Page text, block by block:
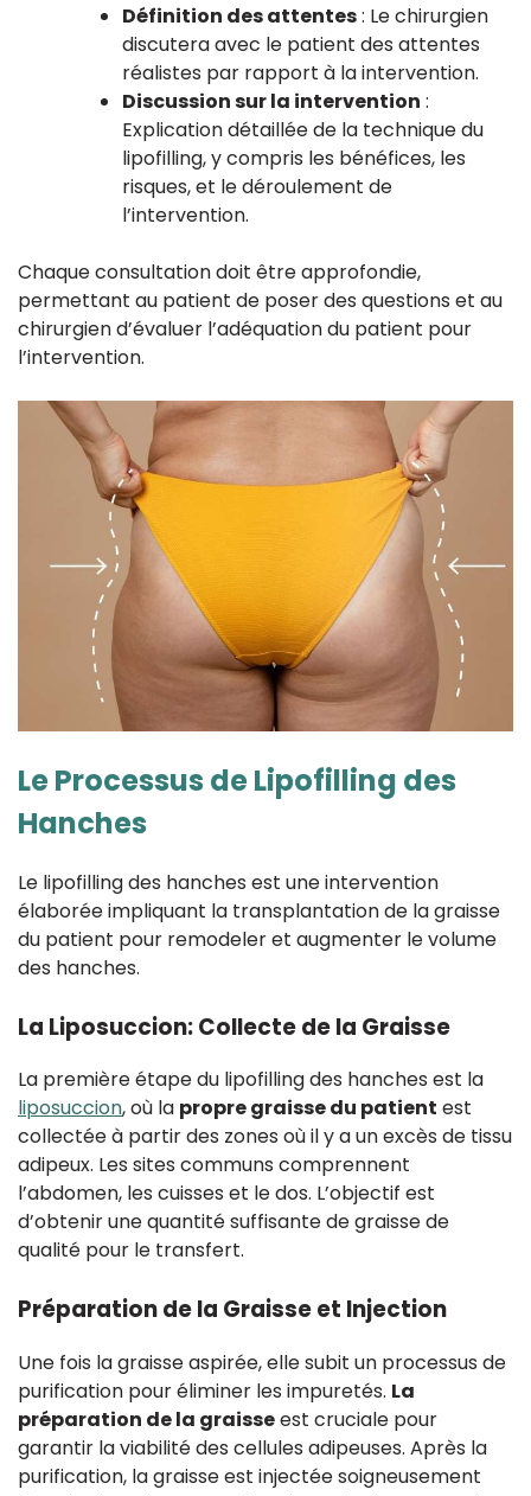
Définition des attentes: Le chirurgien
discutera avec le patient des attentes
réalistes par rapport à la intervention.
Discussion sur la intervention :
Explication détaillée de la technique du
lipofilling, y compris les bénéfices, les
risques, et le déroulement de
l’intervention.
Chaque consultation doit être approfondie,
permettant au patient de poser des questions et au
chirurgien d’évaluer l’adéquation du patient pour
l’intervention.
Le Processus de Lipofilling des
Hanches
Le lipofilling des hanches est une intervention
élaborée impliquant la transplantation de la graisse
du patient pour remodeler et augmenter le volume
des hanches.
La Liposuccion: Collecte de la Graisse
La première étape du lipofilling des hanches est la
liposuccion, où la propre graisse du patient est
collectée à partir des zones où il y a un excès de tissu
adipeux. Les sites communs comprennent
l’abdomen, les cuisses et le dos. L’objectif est
d’obtenir une quantité suffisante de graisse de
qualité pour le transfert.
Préparation de la Graisse et Injection
Une fois la graisse aspirée, elle subit un processus de
purification pour éliminer les impuretés. La
préparation de la graisseest cruciale pour
garantir la viabilité des cellules adipeuses. Après la
purification, la graisse est injectée soigneusement